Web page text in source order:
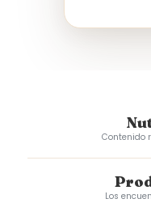
Contenido
Los